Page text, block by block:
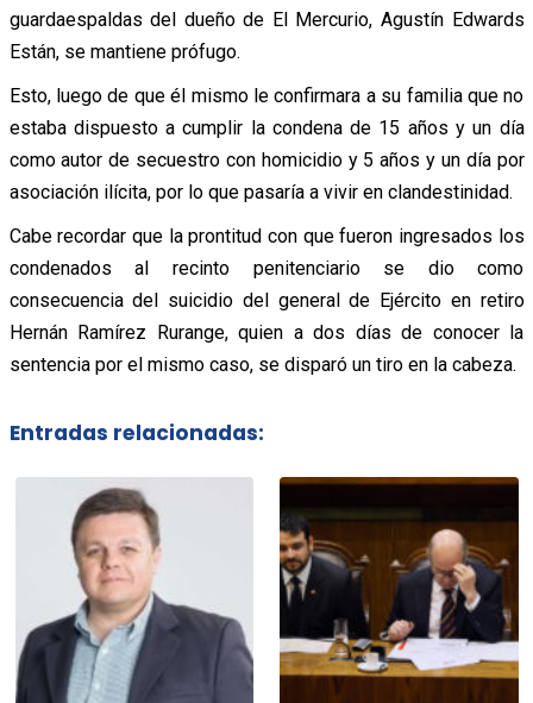
guardaespaldas del dueño de El Mercurio, Agustín Edwards
Están, se mantiene prófugo.
Esto, luego de que él mismo le confirmara a su familia que no
estaba dispuesto a cumplir la condena de 15 años y un día
como autor de secuestro con homicidio y 5 años y un día por
asociación ilícita, por lo que pasaría a vivir en clandestinidad.
Cabe recordar que la prontitud con que fueron ingresados los
condenados al recinto penitenciario se dio como
consecuencia del suicidio del general de Ejército en retiro
Hernán Ramírez Rurange, quien a dos días de conocer la
sentencia por el mismo caso, se disparó un tiro en la cabeza.
Entradas relacionadas: